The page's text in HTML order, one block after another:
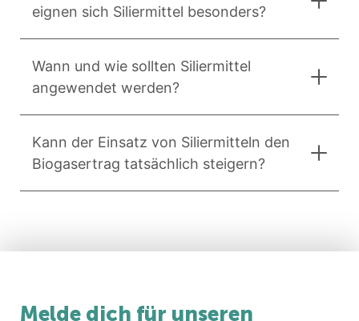
eignen sich Siliermittel besonders?
Wann und wie sollten Siliermittel
angewendet werden?
Kann der Einsatz von Siliermitteln den
Biogasertrag tatsächlich steigern?
Melde dich für unseren